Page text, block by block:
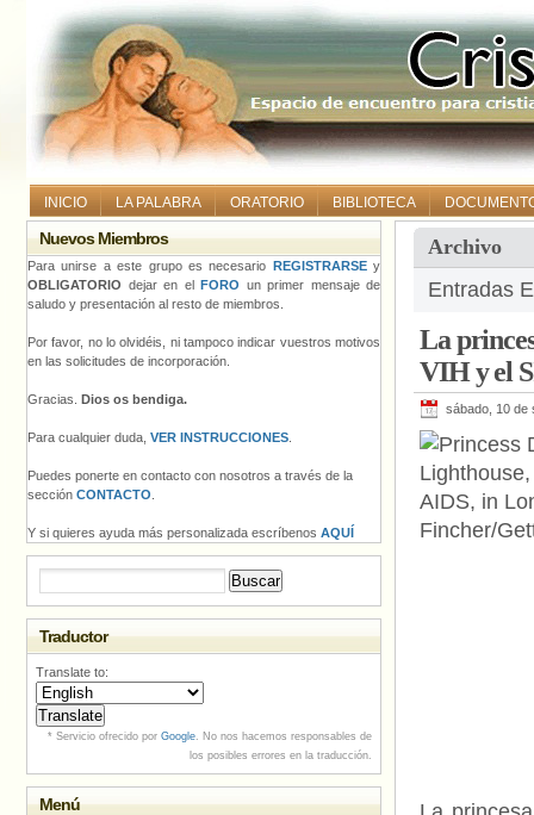
INICIO LA PALABRA ORATORIO BIBLIOTECA
Archivo
Entradas
La
VIH y el
sábado, 10 de
Nuevos Miembros
Para unirse a este grupo es necesario REGISTRARSEy
OBLIGATORIO dejar en el FORO un primer mensaje de
saludo y presentación al resto de miembros.
Por favor, no lo olvidéis, ni tampoco indicar vuestros motivos
en las solicitudes de incorporación.
Gracias. Dios os bendiga.
Para cualquier duda, VER INSTRUCCIONES
Puedes ponerte en contacto con nosotros a través de la
sección CONTACTO
Y si quieres ayuda más personalizada escríbenos AQUÍ
Traductor
Translate to:
* Servicio ofrecido por Google. No nos hacemos responsables de
los posibles errores en la traducción.
Menú